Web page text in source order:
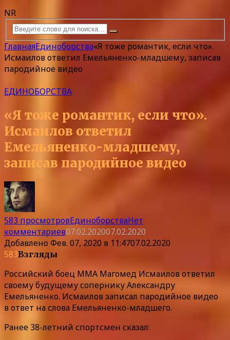
NR
ГлавнаяЕдиноборства«Я тоже романтик, если что».
Исмаилов ответил Емельяненко-младшему, записав
пародийное видео
ЕДИНОБОРСТВА
«Я тоже романтик, если что».
Исмаилов ответил
Емельяненко-младшему,
записав пародийное видео
583 просмотровЕдиноборстваНет
комментариев07.02.202007.02.2020
Добавлено Фев. 07, 2020 в 11:4707.02.2020
583Взгляды
Российский боец ММА Магомед Исмаилов ответил
своему будущему сопернику Александру
Емельяненко. Исмаилов записал пародийное видео
в ответ на слова Емельяненко-младшего.
Ранее 38-летний спортсмен сказал: